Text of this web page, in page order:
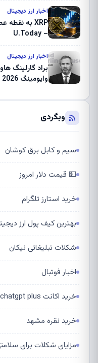
اخبار ارز دیجیتال
– U.Today
اخبار ارز دیجیتال
براد گارلینگ
وایومینگ 2026 – U.Today
وبگردی
سیم و کابل برق کوشان
💵 قیمت دلار امروز
خرید استارز تلگرام
بهترین کیف پول ارز
شکلات تبلیغاتی نیکان
اخبار فوتبال
خرید اکانت chatgpt plus
خرید نقره مشهد
مزایای شکلات برای